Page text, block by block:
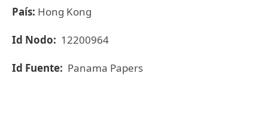
País: Hong Kong
Id Nodo: 12200964
Id Fuente: Panama Papers